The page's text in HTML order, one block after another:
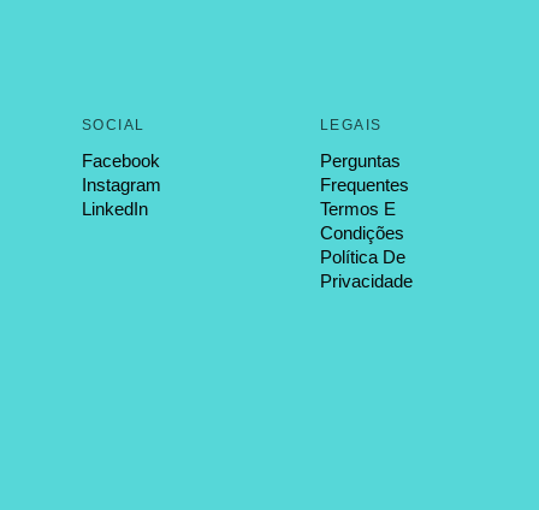
SOCIAL
Facebook
Instagram
LinkedIn
LEGAIS
Perguntas
Frequentes
Termos E
Condições
Política De
Privacidade